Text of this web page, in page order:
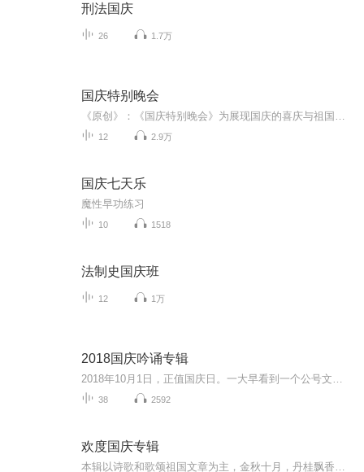
刑法国庆
26 1.7万
国庆特别晚会
12 2.9万
国庆七天乐
魔性早功练习
10 1518
法制史国庆班
12 1万
2018国庆吟诵专辑
38 2592
欢度国庆专辑